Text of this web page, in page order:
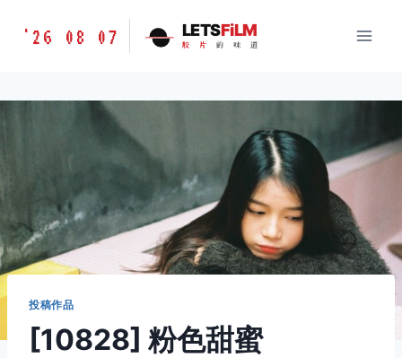
胶
味
'26 08 07 LETSFiLM
胶 片 的 味 道
投稿作品
[10828] 粉色甜蜜